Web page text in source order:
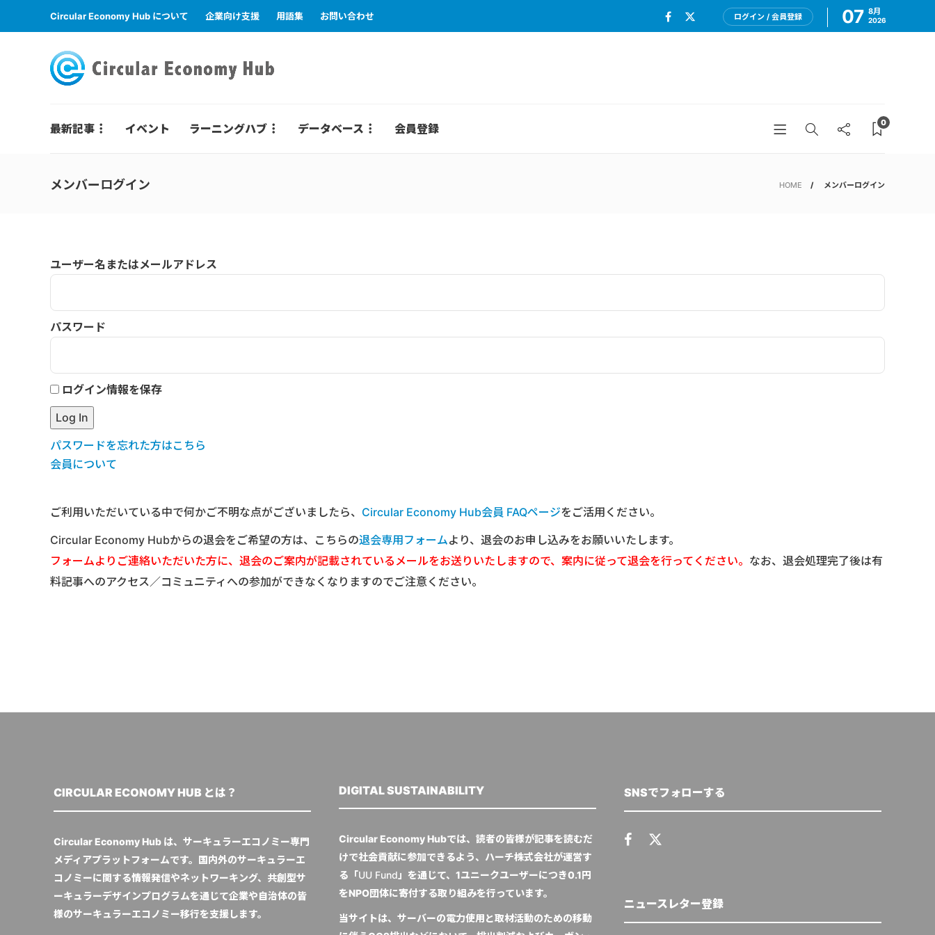
Circular Economy Hub について 企業向け支援 用語集 お問い合わせ ログイン / 会員登録 07 8月
2026
最新記事 イベント ラーニングハブ データベース 会員登録 0
メンバーログイン HOME メンバーログイン
ユーザー名またはメールアドレス
パスワード
ログイン情報を保存
パスワードを忘れた方はこちら
会員について
ご利用いただいている中で何かご不明な点がございましたら、 Circular Economy Hub会員 FAQページをご活用ください。
Circular Economy Hubからの退会をご希望の方は、こちらの退会専用フォームより、退会のお申し込みをお願いいたします。
フォームよりご連絡いただいた方に、退会のご案内が記載されているメールをお送りいたしますので、案内に従って退会を行ってください。 なお、退会処理完了後は有
料記事へのアクセス／コミュニティへの参加ができなくなりますのでご注意ください。
CIRCULAR ECONOMY HUB とは？
Circular Economy Hub は、サーキュラーエコノミー専門
メディアプラットフォームです。国内外のサーキュラーエ
コノミーに関する情報発信やネットワーキング、共創型サ
ーキュラーデザインプログラムを通じて企業や自治体の皆
様のサーキュラーエコノミー移行を支援します。
DIGITAL SUSTAINABILITY
Circular Economy Hubでは、読者の皆様が記事を読むだ
けで社会貢献に参加できるよう、ハーチ株式会社が運営す
る「UU Fund 」を通じて、1ユニークユーザーにつき0.1円
をNPO団体に寄付する取り組みを行っています。
当サイトは、サーバーの電力使用と取材活動のための移動
SNSでフォローする
ニュースレター登録